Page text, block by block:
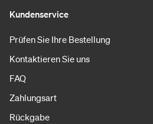
Kundenservice
Prüfen Sie Ihre Bestellung
Kontaktieren Sie uns
FAQ
Zahlungsart
Rückgabe